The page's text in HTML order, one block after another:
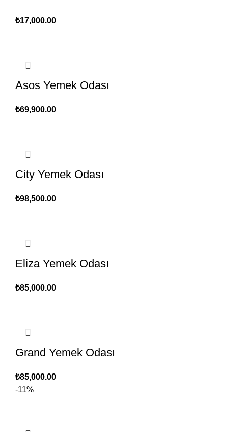
₺17,000.00
Asos Yemek Odası
₺69,900.00
City Yemek Odası
₺98,500.00
Eliza Yemek Odası
₺85,000.00
Grand Yemek Odası
₺85,000.00
-11%